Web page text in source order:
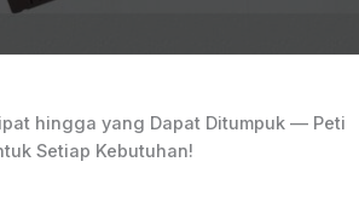
hingga yang Dapat Ditumpuk — Peti
Setiap Kebutuhan!